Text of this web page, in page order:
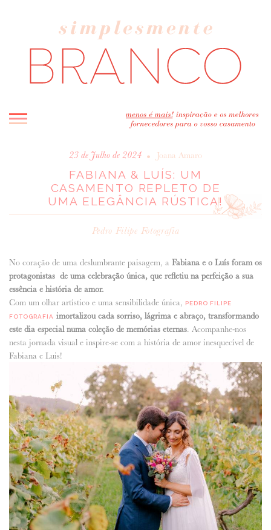
INICIO
BLOG
MELHOR INSPIRAÇÃO
REAL WEDDINGS & EDITORIAIS
FORNECEDORES RECOMENDADOS
ANUNCIE CONNOSCO
23 de Julho de 2024 • Joana Amaro
FABIANA & LUÍS: UM
CASAMENTO REPLETO DE
UMA ELEGÂNCIA RÚSTICA!
Pedro Filipe Fotografia
No coração de uma deslumbrante paisagem, a Fabiana e o Luís foram os
protagonistas de uma celebração única, que refletiu na perfeição a sua
essência e história de amor.
Com um olhar artístico e uma sensibilidade única,
PEDRO FILIPE
FOTOGRAFIA imortalizou cada sorriso, lágrima e abraço, transformando
este dia especial numa coleção de memórias eternas. Acompanhe-nos
nesta jornada visual e inspire-se com a história de amor inesquecível de
Fabiana e Luis!